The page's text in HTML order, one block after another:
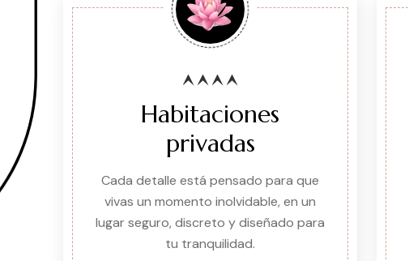
Habitaciones
privadas
Cada detalle está pensado para que
vivas un momento inolvidable, en un
lugar seguro, discreto y diseñado para
tu tranquilidad.